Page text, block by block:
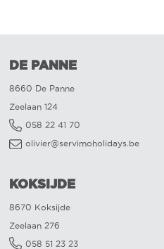
DE PANNE
8660 De Panne
Zeelaan 124
058 22 41 70
olivier@servimoholidays.be
KOKSIJDE
8670 Koksijde
Zeelaan 276
058 51 23 23